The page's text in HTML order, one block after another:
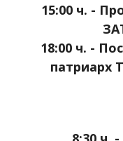
15:00 ч. -
18:00 ч. -
патриарх